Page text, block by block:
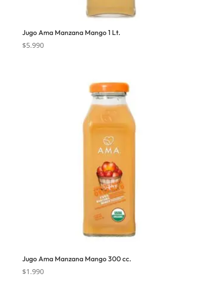
Jugo Ama Manzana Mango 1 Lt.
$5.990
Jugo Ama Manzana Mango 300 cc.
$1.990